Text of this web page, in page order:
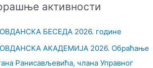
активности
БЕСЕДА 2026. године
АКАДЕМИЈА 2026. Обраћање
Ранисављевића, члана Управног